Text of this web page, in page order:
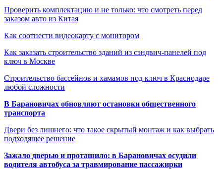
Проверить комплектацию и не только: что смотреть перед
заказом авто из Китая
Как соотнести видеокарту с монитором
Как заказать строительство зданий из сэндвич-панелей под
ключ в Москве
Строительство бассейнов и хамамов под ключ в Краснодаре
любой сложности
В Барановичах обновляют остановки общественного
транспорта
Двери без лишнего: что такое скрытый монтаж и как выбрать
подходящее решение
Зажало дверью и протащило: в Барановичах осудили
водителя автобуса за травмирование пассажирки